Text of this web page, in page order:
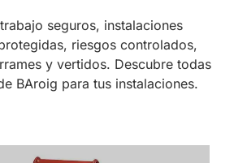
seguros, instalaciones
riesgos controlados,
y vertidos. Descubre todas
BAroig para tus instalaciones.